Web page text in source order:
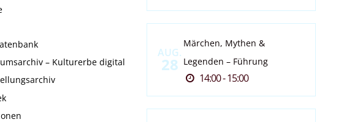
– Kulturerbe digital
AUG.
28
Märchen, Mythen &
Legenden – Führung
14:00 - 15:00